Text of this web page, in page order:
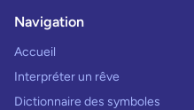
Navigation
Accueil
Interpréter un rêve
Dictionnaire des symboles